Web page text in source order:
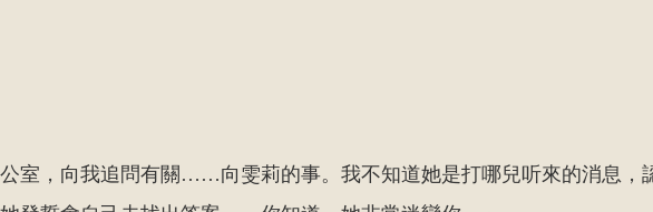
公室，向我追問有關……向雯莉的事。我不知道她是打哪兒听來的消息，